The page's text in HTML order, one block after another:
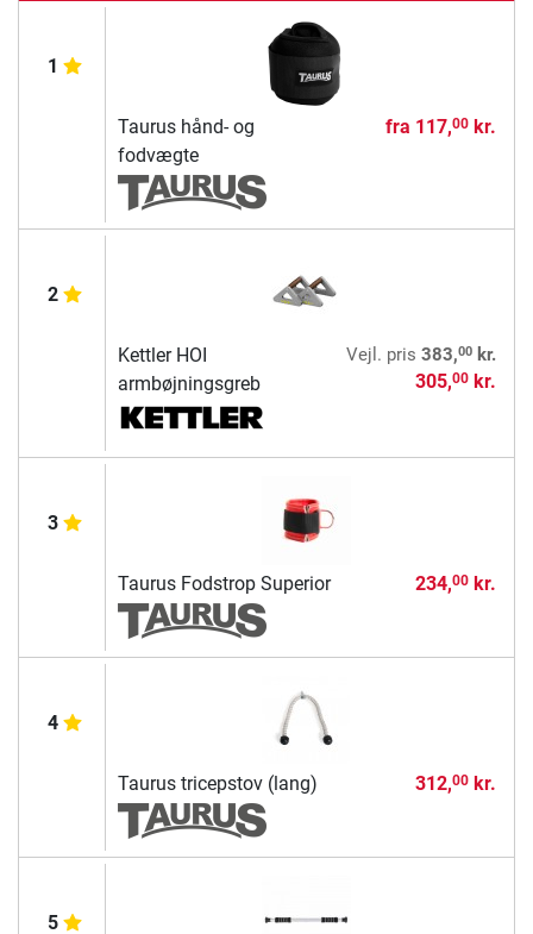
1
Taurus hånd- og
fodvægte
fra 117,00kr.
2
Kettler HOI
armbøjningsgreb
Vejl. pris 383,00kr.
305,00kr.
3
Taurus Fodstrop Superior 234,00kr.
4
Taurus tricepstov (lang) 312,00kr.
5